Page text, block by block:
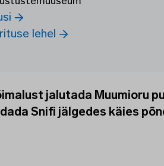
lehel
jalutada Muumioru
Snifi jälgedes käies